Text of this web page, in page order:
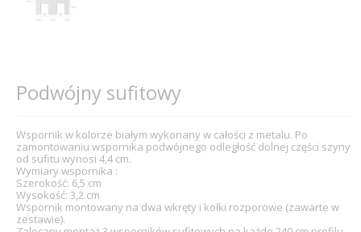
Podwójny sufitowy
Wspornik w kolorze białym wykonany w całości z metalu. Po
zamontowaniu wspornika podwójnego odległość dolnej części szyny
od sufitu wynosi 4,4 cm.
Wymiary wspornika :
Szerokość: 6,5 cm
Wysokość: 3,2 cm
Wspornik montowany na dwa wkręty i kołki rozporowe (zawarte w
zestawie).